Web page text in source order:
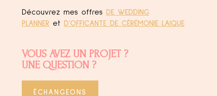
Découvrez mes offres DE WEDDING
PLANNER et D’OFFICANTE DE CÉRÉMONIE LAIQUE
VOUS AVEZ UN PROJET ?
UNE QUESTION ?
ÉCHANGEONS